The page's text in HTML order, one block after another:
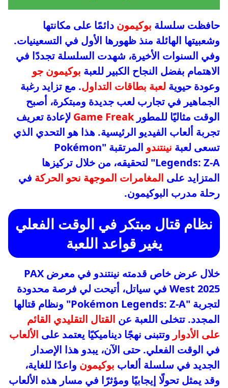
حافظت سلسلة بوكيمون دائمًا على مكانتها
وشعبيتها الهائلة منذ ظهورها الأول في التسعينيات.
وفي السنوات الأخيرة، شهدت السلسلة تجددًا في
الاهتمام بفضل النجاح الكبير للعبة بوكيمون جو
وعودة حيوية لعبة بطاقات التداول. مع تزايد رغبة
الجماهير في تجارب لعب جديدة ومبتكرة، أصبح
الوقت مثاليًا للمطورGame Freak لإعادة تعريف
تجربة ألعاب الفيديو الرئيسية. هذا هو التحدي الذي
تسعى لعبة نينتندو
المرتقبة "Pokémon
Legends: Z-A" لتحقيقه، من خلال تركيزها
المتزايد على المغامرات الموجهة نحو الحركة في
رحلة مدرب البوكيمون.
نظام قتال مبتكر في الوقت الفعلي
يغير قواعد اللعبة
خلال عرض خاص قدمته نينتندو في معرض PAX
West 2025 في سياتل، أتيحت لي فرصة محدودة
لتجربة "Pokémon Legends: Z-A" ونظام قتالها
المجدد. تتخلى اللعبة عن القتال التقليدي القائم
على الأدوار وتتبنى نهجًا ديناميكيًا يعتمد على الألعاب
في الوقت الفعلي. حتى الآن، يبدو هذا الإصدار
الجديد في سلسلة ألعاب بوكيمون واعدًا للغاية،
وقد يمثل تحولًا إيجابيًا ومؤثرًا في مسار هذه الألعاب